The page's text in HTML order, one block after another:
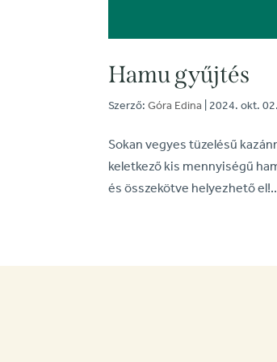
Hamu gyűjtés
Szerző:Góra Edina 2024. okt. 02.
Sokan vegyes tüzelésű
keletkező kis mennyiségű
és összekötve helyezhető